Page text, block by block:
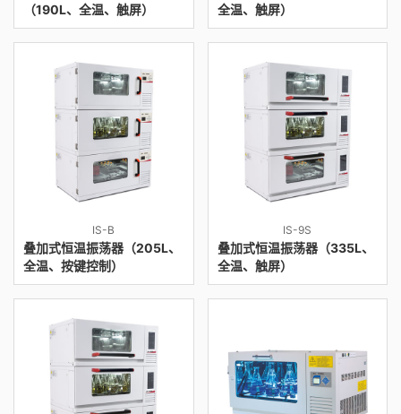
（190L、全温、触屏）
全温、触屏）
IS-B
叠加式恒温振荡器（205L、
全温、按键控制）
IS-9S
叠加式恒温振荡器（335L、
全温、触屏）